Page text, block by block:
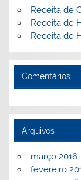
Receita de
Receita de
Receita de
Comentários
Arquivos
março 2016
fevereiro